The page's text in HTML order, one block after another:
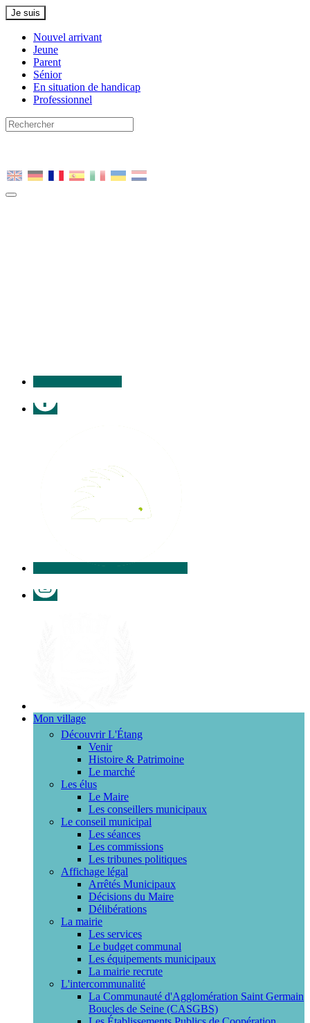
Je suis
Nouvel arrivant
Jeune
Parent
Sénior
En situation de handicap
Professionnel
Mon village
Découvrir L'Étang
Venir
Histoire & Patrimoine
Le marché
Les élus
Le Maire
Les conseillers municipaux
Le conseil municipal
Les séances
Les commissions
Les tribunes politiques
Affichage légal
Arrêtés Municipaux
Décisions du Maire
Délibérations
La mairie
Les services
Le budget communal
Les équipements municipaux
La mairie recrute
L'intercommunalité
La Communauté d'Agglomération Saint Germain
Boucles de Seine (CASGBS)